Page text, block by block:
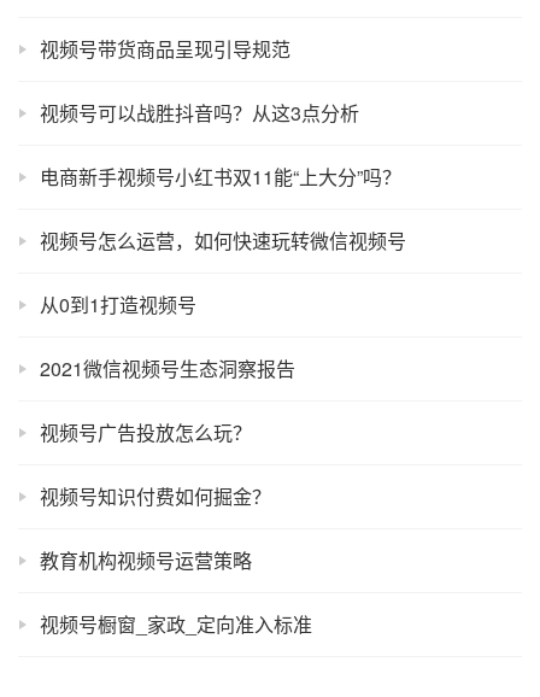
视频号带货商品呈现引导规范
视频号可以战胜抖音吗？从这3点分析
电商新手视频号小红书双11能“上大分”吗？
视频号怎么运营，如何快速玩转微信视频号
从0到1打造视频号
2021微信视频号生态洞察报告
视频号广告投放怎么玩？
视频号知识付费如何掘金？
教育机构视频号运营策略
视频号橱窗_家政_定向准入标准